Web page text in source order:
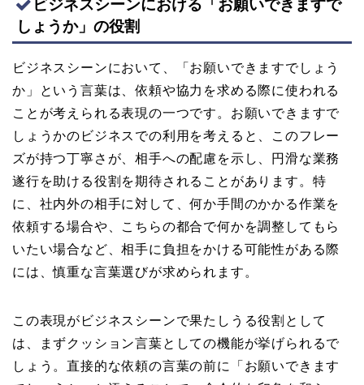
ビジネスシーンにおける「お願いできますで
しょうか」の役割
ビジネスシーンにおいて、「お願いできますでしょう
か」という言葉は、依頼や協力を求める際に使われる
ことが考えられる表現の一つです。お願いできますで
しょうかのビジネスでの利用を考えると、このフレー
ズが持つ丁寧さが、相手への配慮を示し、円滑な業務
遂行を助ける役割を期待されることがあります。特
に、社内外の相手に対して、何か手間のかかる作業を
依頼する場合や、こちらの都合で何かを調整してもら
いたい場合など、相手に負担をかける可能性がある際
には、慎重な言葉選びが求められます。
この表現がビジネスシーンで果たしうる役割として
は、まずクッション言葉としての機能が挙げられるで
しょう。直接的な依頼の言葉の前に「お願いできます